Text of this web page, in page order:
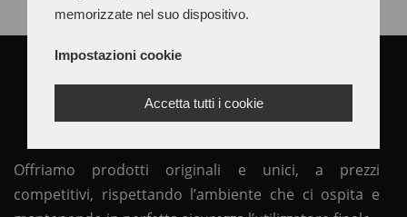
memorizzate nel suo dispositivo.
Impostazioni cookie
Accetta tutti i cookie
Offriamo prodotti originali e unici, a prezzi
competitivi, rispettando l’ambiente che ci ospita e